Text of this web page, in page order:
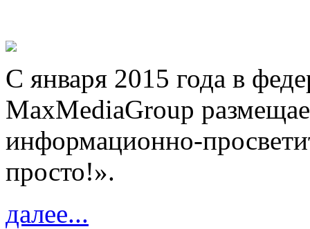
С января 2015 года в
MaxMediaGroup
информационно-
просто!».
далее...